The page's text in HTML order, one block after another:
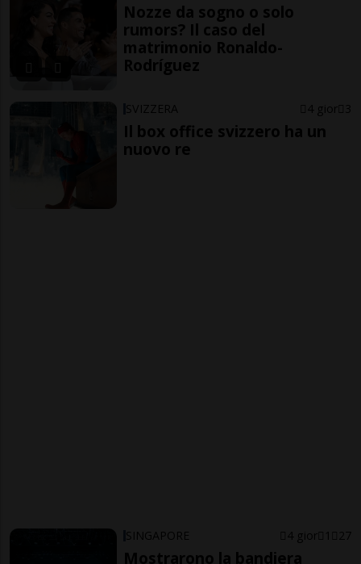
Nozze da sogno o solo
rumors? Il caso del
matrimonio Ronaldo-
Rodríguez
SVIZZERA 4 gior 3
Il box office svizzero ha un
nuovo re
SINGAPORE 4 gior 1 27
Mostrarono la bandiera